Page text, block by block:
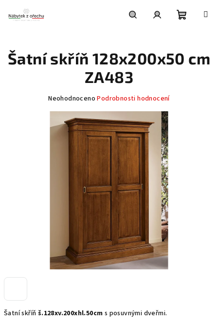
obsah
košík
Šatní skříň š.128xv.200xhl.50cm s posuvnými dveřmi.
Šatní skříň 128x200x50 cm
ZA483
Průměrné
produktu
je
Neohodnoceno Podrobnosti hodnocení